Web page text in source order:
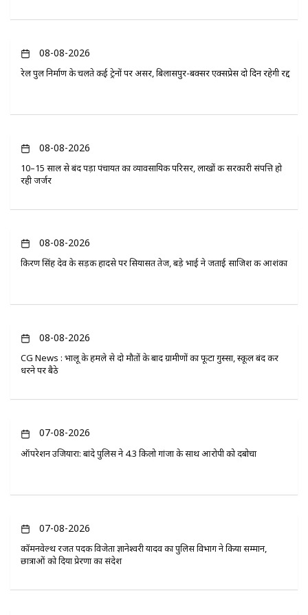
08-08-2026
रेल पुल निर्माण के चलते कई ट्रेनों पर असर, बिलासपुर-बक्सर एक्सप्रेस दो दिन रहेगी रद्द
08-08-2026
10–15 साल से बंद पड़ा पंचायत का व्यावसायिक परिसर, लाखों की सरकारी संपत्ति हो
रही जर्जर
08-08-2026
किरण सिंह देव के सड़क हादसे पर सियासत तेज, बड़े भाई ने जताई साजिश की आशंका
08-08-2026
CG News : भालू के हमले से दो मौतों के बाद ग्रामीणों का फूटा गुस्सा, स्कूल बंद कर
धरने पर बैठे
07-08-2026
ऑपरेशन उजियारा: बांदे पुलिस ने 4.3 किलो गांजा के साथ आरोपी को दबोचा
07-08-2026
कॉमनवेल्थ रजत पदक विजेता ज्ञानेश्वरी यादव का पुलिस विभाग ने किया सम्मान,
छात्राओं को दिया प्रेरणा का संदेश